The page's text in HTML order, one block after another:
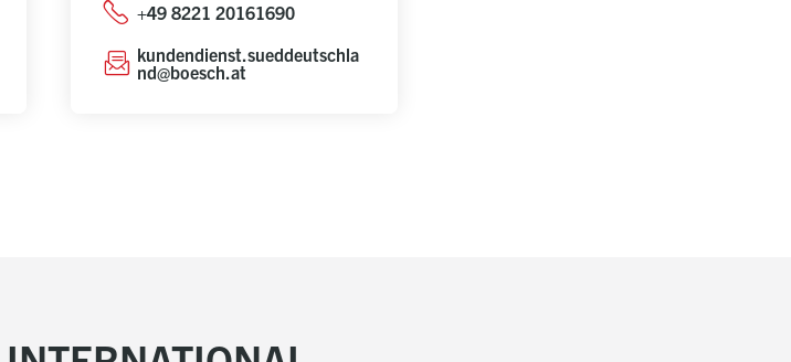
+49 8221 20161690
kundendienst.sueddeutschla
nd@boesch.at